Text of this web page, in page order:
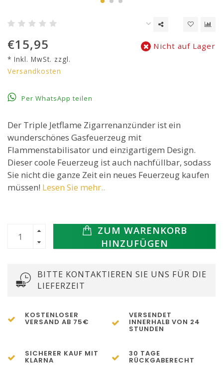
€15,95
* Inkl. MwSt. zzgl.
Versandkosten
Nicht auf Lager
Per WhatsApp teilen
Der Triple Jetflame Zigarrenanzünder ist ein
wunderschönes Gasfeuerzeug mit
Flammenstabilisator und einzigartigem Design.
Dieser coole Feuerzeug ist auch nachfüllbar, sodass
Sie nicht die ganze Zeit ein neues Feuerzeug kaufen
müssen! Lesen Sie mehr..
ZUM WARENKORB
HINZUFÜGEN
BITTE KONTAKTIEREN SIE UNS FÜR DIE
LIEFERZEIT
KOSTENLOSER
VERSAND AB 75€
VERSENDET
INNERHALB VON 24
STUNDEN
SICHERER KAUF MIT
KLARNA
30 TAGE
RÜCKGABERECHT